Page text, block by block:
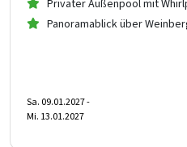
Privater Außenpool mit
Panoramablick über
Sa. 09.01.2027 -
Mi. 13.01.2027